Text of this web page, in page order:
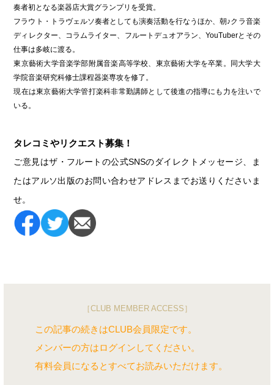
奏者初となる楽器店大賞グランプリを受賞。
フラウト・トラヴェルソ奏者としても演奏活動を行なうほか、朝♪クラ音楽
ディレクター、コラムライター、フルートデュオアラン、YouTuberとその
仕事は多岐に渡る。
東京藝術大学音楽学部附属音楽高等学校、東京藝術大学を卒業。同大学大
学院音楽研究科修士課程器楽専攻を修了。
現在は東京藝術大学管打楽科非常勤講師として後進の指導にも力を注いで
いる。
タレコミやリクエスト募集！
ご意見はザ・フルートの公式SNSのダイレクトメッセージ、ま
たはアルソ出版のお問い合わせアドレスまでお送りくださいま
せ。
［CLUB MEMBER ACCESS］
この記事の続きはCLUB会員限定です。
メンバーの方はログインしてください。
有料会員になるとすべてお読みいただけます。